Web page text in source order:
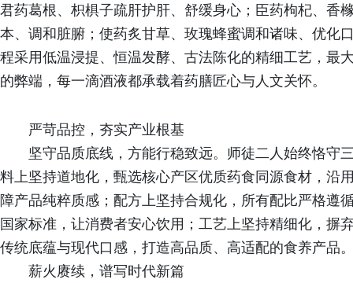
君药葛根、枳椇子疏肝护肝、舒缓身心；臣药枸杞、香
本、调和脏腑；使药炙甘草、玫瑰蜂蜜调和诸味、优化
程采用低温浸提、恒温发酵、古法陈化的精细工艺，最
的弊端，每一滴酒液都承载着药膳匠心与人文关怀。
严苛品控，夯实产业根基
坚守品质底线，方能行稳致远。师徒二人始终恪守
料上坚持道地化，甄选核心产区优质药食同源食材，沿
障产品纯粹质感；配方上坚持合规化，所有配比严格遵
国家标准，让消费者安心饮用；工艺上坚持精细化，摒
传统底蕴与现代口感，打造高品质、高适配的食养产品
薪火赓续，谱写时代新篇